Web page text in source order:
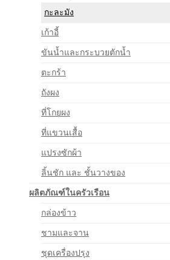
กะละมัง
เก้าอี้
ขันน้ำและกระบวยตักน้ำ
ตะกร้า
ถังผง
ที่โกยผง
ที่แขวนเสื้อ
แปรงซักผ้า
ลิ้นชัก และ ชั้นวางของ
ผลิตภัณฑ์ในครัวเรือน
กล่องข้าว
ชามและจาน
ชุดเครื่องปรุง